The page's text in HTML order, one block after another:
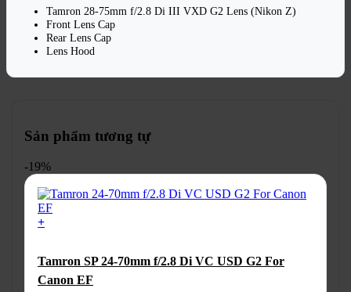
Tamron 28-75mm f/2.8 Di III VXD G2 Lens (Nikon Z)
Front Lens Cap
Rear Lens Cap
Lens Hood
Sản phẩm tương tự
-19%
+
này
có
Tamron SP 24-70mm f/2.8 Di VC USD G2 For
Canon EF